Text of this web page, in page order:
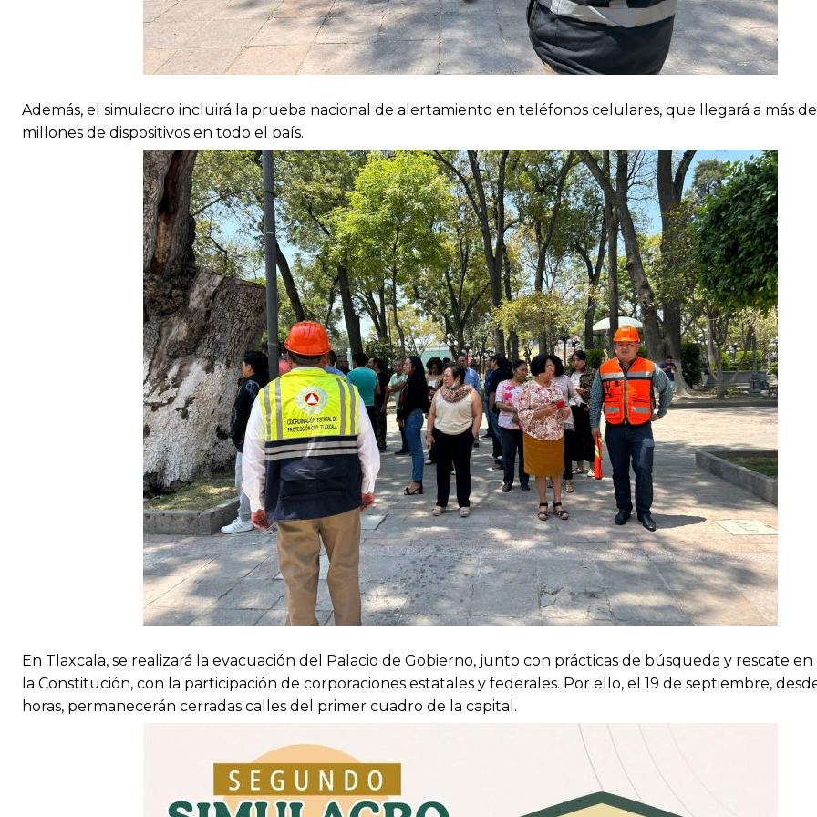
Además, el simulacro incluirá la prueba nacional de alertamiento en teléfonos celulares, que llegará a más
millones de dispositivos en todo el país.
En Tlaxcala, se realizará la evacuación del Palacio de Gobierno, junto con prácticas de búsqueda y rescate en
la Constitución, con la participación de corporaciones estatales y federales. Por ello, el 19 de septiembre,
horas, permanecerán cerradas calles del primer cuadro de la capital.